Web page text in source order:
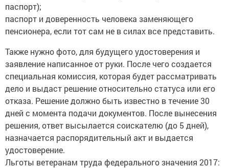
паспорт);
паспорт и доверенность человека заменяющего
пенсионера, если тот сам не в силах все представить.
Также нужно фото, для будущего удостоверения и
заявление написанное от руки. После чего создается
специальная комиссия, которая будет рассматривать
дело и выдаст решение относительно статуса или его
отказа. Решение должно быть известно в течение 30
дней с момента подачи документов. После вынесения
решения, ответ высылается соискателю (до 5 дней),
назначается распорядительный акт и выдается
удостоверение.
Льготы ветеранам труда федерального значения 2017: